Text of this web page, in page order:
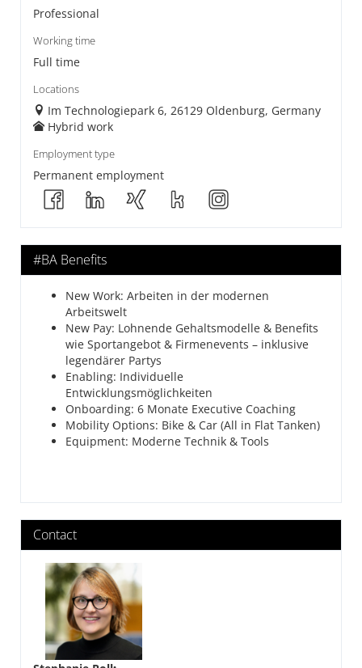
Professional
Working time
Full time
Locations
Im Technologiepark 6, 26129 Oldenburg, Germany
Hybrid work
Employment type
Permanent employment
#BA Benefits
New Work: Arbeiten in der modernen
Arbeitswelt
New Pay: Lohnende Gehaltsmodelle & Benefits
wie Sportangebot & Firmenevents – inklusive
legendärer Partys
Enabling: Individuelle
Entwicklungsmöglichkeiten
Onboarding: 6 Monate Executive Coaching
Mobility Options: Bike & Car (All in Flat Tanken)
Equipment: Moderne Technik & Tools
Contact